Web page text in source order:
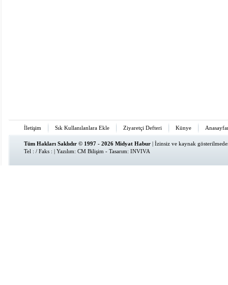
İletişim Sık Kullanılanlara Ekle Ziyaretçi Defteri Künye
Tüm Hakları Saklıdır © 1997 - 2026 Midyat Habur | İzinsiz ve kaynak
Tel : / Faks : | Yazılım: CM Bilişim - Tasarım: INVIVA